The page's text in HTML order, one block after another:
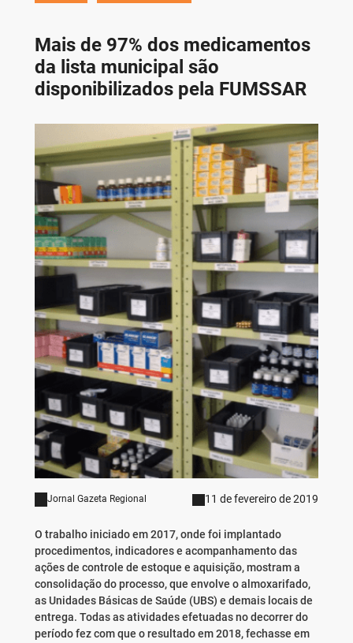
Mais de 97% dos medicamentos
da lista municipal são
disponibilizados pela FUMSSAR
Jornal Gazeta Regional 11 de fevereiro de 2019
O trabalho iniciado em 2017, onde foi implantado
procedimentos, indicadores e acompanhamento das
ações de controle de estoque e aquisição, mostram a
consolidação do processo, que envolve o almoxarifado,
as Unidades Básicas de Saúde (UBS) e demais locais de
entrega. Todas as atividades efetuadas no decorrer do
período fez com que o resultado em 2018, fechasse em